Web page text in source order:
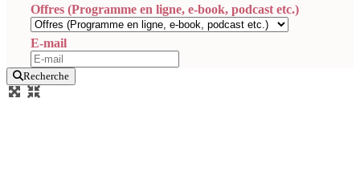
Offres (Programme en ligne, e-book, podcast etc.)
E-mail
Recherche